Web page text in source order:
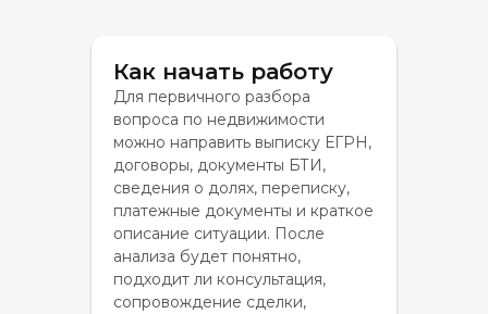
Как начать работу
Для первичного разбора
вопроса по недвижимости
можно направить выписку ЕГРН,
договоры, документы БТИ,
сведения о долях, переписку,
платежные документы и краткое
описание ситуации. После
анализа будет понятно,
подходит ли консультация,
сопровождение сделки,